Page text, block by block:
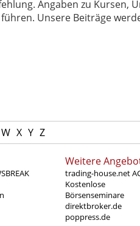
Angaben zu Kursen,
Unsere Beiträge
W X Y Z
Weitere
trading-house.net
Kostenlose
Börsenseminare
direktbroker.de
poppress.de